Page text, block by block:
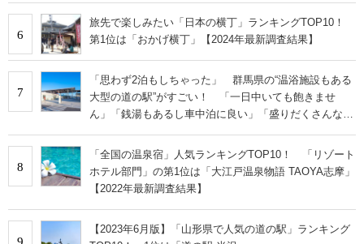
6
旅先で楽しみたい「日本の横丁」ランキングTOP10！
第1位は「おかげ横丁」【2024年最新調査結果】
7
「思わず2泊もしちゃった」 群馬県の“温浴施設もある
大型の道の駅”がすごい！ 「一日中いても飽きませ
ん」「銭湯もあるし車中泊に良い」「盛りだくさんな道
8
「全国の温泉宿」人気ランキングTOP10！ 「リゾート
ホテル部門」の第1位は「大江戸温泉物語 TAOYA志摩」
【2022年最新調査結果】
【2023年6月版】「山形県で人気の道の駅」ランキング